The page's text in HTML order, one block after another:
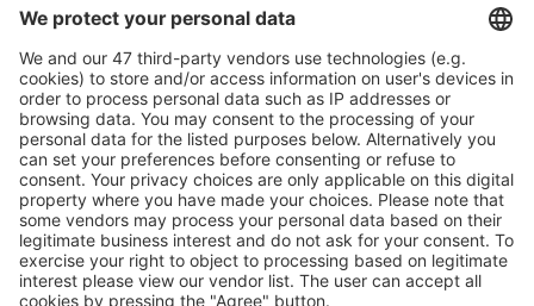
Descarcă aplicația noastrăși organizează-ţi
convenabil călătoriile